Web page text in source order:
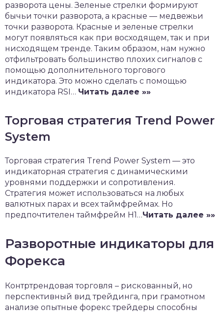
разворота цены. Зеленые стрелки формируют
бычьи точки разворота, а красные — медвежьи
точки разворота. Красные и зеленые стрелки
могут появляться как при восходящем, так и при
нисходящем тренде. Таким образом, нам нужно
отфильтровать большинство плохих сигналов с
помощью дополнительного торгового
индикатора. Это можно сделать с помощью
индикатора RSI… Читать далее »»
Торговая стратегия Trend Power
System
Торговая стратегия Trend Power System — это
индикаторная стратегия с динамическими
уровнями поддержки и сопротивления.
Стратегия может использоваться на любых
валютных парах и всех таймфреймах. Но
предпочтителен таймфрейм H1…Читать далее »»
Разворотные индикаторы для
Форекса
Контртрендовая торговля – рискованный, но
перспективный вид трейдинга, при грамотном
анализе опытные форекс трейдеры способны